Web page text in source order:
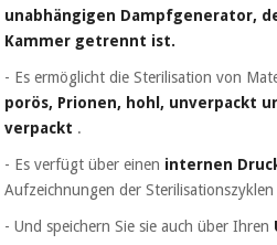
unabhängigen Dampfgenerator,
Kammer getrennt ist.
- Es ermöglicht die Sterilisation von
porös, Prionen, hohl, unverpackt
verpackt .
- Es verfügt über einen internen
Aufzeichnungen der
- Und speichern Sie sie auch über Ihren